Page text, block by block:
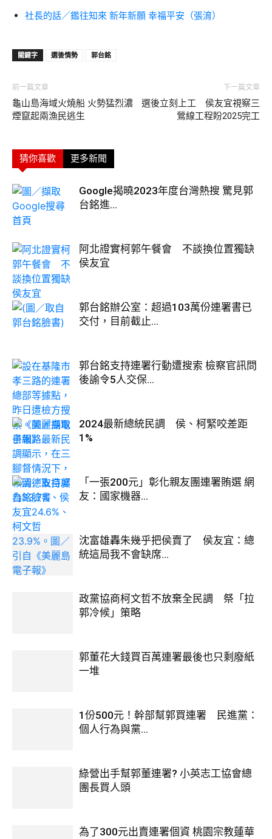
社長的話／鑑往知來 新年新願 幸福平安（張淯）
關鍵字 選後情勢 郭台銘
前一篇文章
龜山島海域火燒船 火勢猛烈濃
煙竄起兩漁民逃生
下一篇文章
選後立刻上工 侯友宜視察三
鶯線工程盼2025完工
猜你喜歡 更多新聞
Google揭曉2023年度台灣熱搜 驚見郭
台銘進...
阿北證實柯郭午餐會 不談換位置獨缺
侯友宜
郭台銘辦公室：超過103萬份連署書已
交付，目前截止...
郭台銘支持連署行動遭搜索 檢察官訊問
後諭令5人交保...
2024最新總統民調 侯、柯緊咬差距
1%
「一張200元」彰化親友團連署賄選 網
友：國家機器...
沈富雄轟朱幾乎把侯賣了 侯友宜：總
統這局我不會缺席...
政黨協商柯文哲不放棄全民調 祭「拉
郭冷候」策略
郭董花大錢買百萬連署最後也只剩廢紙
一堆
1份500元！幹部幫郭買連署 民進黨：
個人行為與黨...
綠營出手幫郭董連署? 小英志工協會總
團長買人頭
為了300元出賣連署個資 桃園宗教蓮華